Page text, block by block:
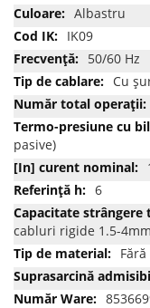
Albastru
IK09
50/60 Hz
Cu
pasive)
6
cabluri rigide 1.5-